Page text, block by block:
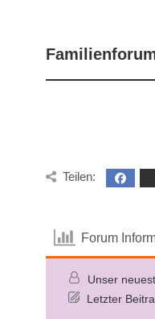
Teilen:
Forum
Unser
Letzter